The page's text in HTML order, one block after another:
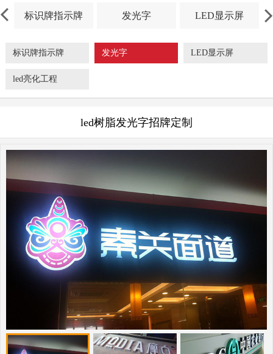
标识牌指示牌 发光字 LED显示屏
标识牌指示牌 发光字 LED显示屏
led亮化工程
led树脂发光字招牌定制